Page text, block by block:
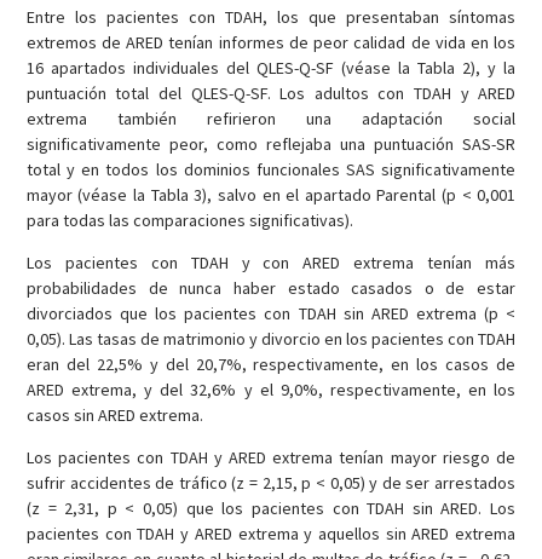
Entre los pacientes con TDAH, los que presentaban síntomas
extremos de ARED tenían informes de peor calidad de vida en los
16 apartados individuales del QLES-Q-SF (véase la Tabla 2), y la
puntuación total del QLES-Q-SF. Los adultos con TDAH y ARED
extrema también refirieron una adaptación social
significativamente peor, como reflejaba una puntuación SAS-SR
total y en todos los dominios funcionales SAS significativamente
mayor (véase la Tabla 3), salvo en el apartado Parental (p < 0,001
para todas las comparaciones significativas).
Los pacientes con TDAH y con ARED extrema tenían más
probabilidades de nunca haber estado casados o de estar
divorciados que los pacientes con TDAH sin ARED extrema (p <
0,05). Las tasas de matrimonio y divorcio en los pacientes con TDAH
eran del 22,5% y del 20,7%, respectivamente, en los casos de
ARED extrema, y del 32,6% y el 9,0%, respectivamente, en los
casos sin ARED extrema.
Los pacientes con TDAH y ARED extrema tenían mayor riesgo de
sufrir accidentes de tráfico (z = 2,15, p < 0,05) y de ser arrestados
(z = 2,31, p < 0,05) que los pacientes con TDAH sin ARED. Los
pacientes con TDAH y ARED extrema y aquellos sin ARED extrema